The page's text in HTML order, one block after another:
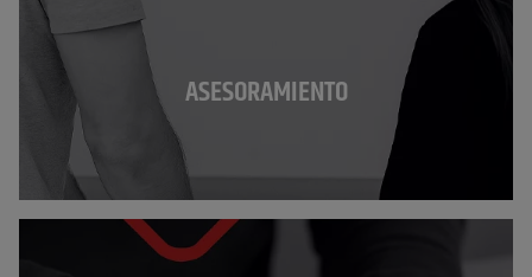
ASESORAMIENTO